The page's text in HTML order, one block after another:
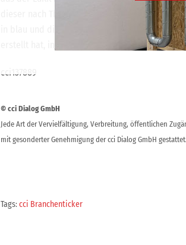
dieser nach Themenbereichen gegliederten
in blau und die über 100 technischen Regeln,
erstellt hat, in grün gekennzeichnet (mit
cci137889
© cci Dialog GmbH
Jede Art der Vervielfältigung, Verbreitung, öffentlichen
mit gesonderter Genehmigung der cci Dialog GmbH gestattet.
Tags:cci Branchenticker